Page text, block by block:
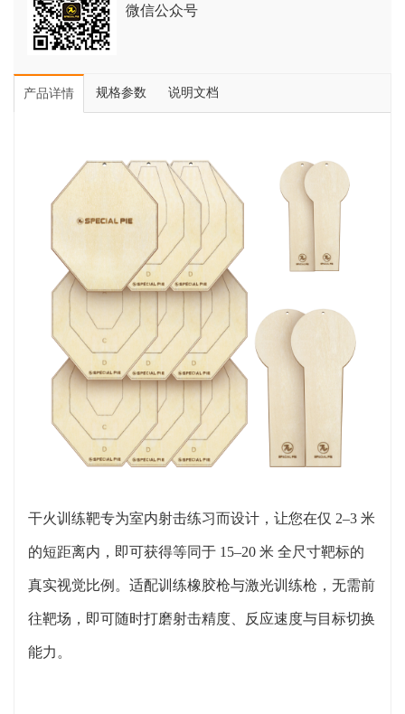
微信公众号
产品详情 规格参数 说明文档
干火训练靶专为室内射击练习而设计，让您在仅 2–3 米
的短距离内，即可获得等同于 15–20 米 全尺寸靶标的
真实视觉比例。适配训练橡胶枪与激光训练枪，无需前
往靶场，即可随时打磨射击精度、反应速度与目标切换
能力。